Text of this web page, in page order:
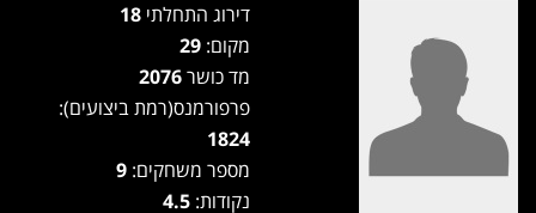
דירוג התחלתי
מקום:
מד כושר
פרפורמנס(רמת ביצועים):
1824
מספר משחקים:
נקודות: 4.5